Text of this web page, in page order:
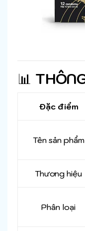
📊
Đặc điểm
Tên sản phẩm
Thương hiệu
Phân loại